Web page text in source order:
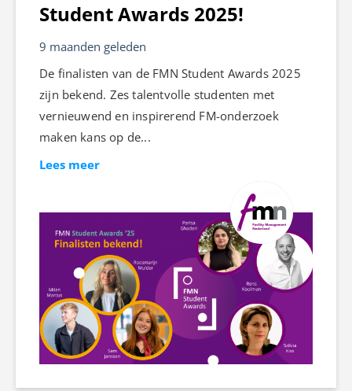
Student Awards 2025!
9 maanden geleden
De finalisten van de FMN Student Awards 2025
zijn bekend. Zes talentvolle studenten met
vernieuwend en inspirerend FM-onderzoek
maken kans op de...
Lees meer